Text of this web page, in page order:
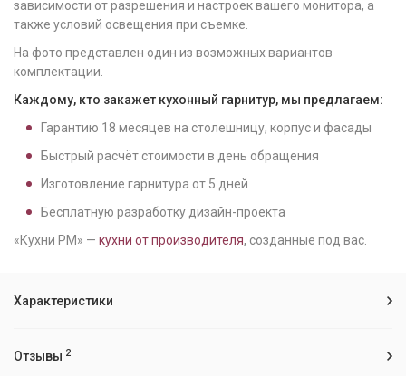
зависимости от разрешения и настроек вашего монитора, а
также условий освещения при съемке.
На фото представлен один из возможных вариантов
комплектации.
Каждому, кто закажет кухонный гарнитур, мы предлагаем:
Гарантию 18 месяцев на столешницу, корпус и фасады
Быстрый расчёт стоимости в день обращения
Изготовление гарнитура от 5 дней
Бесплатную разработку дизайн-проекта
«Кухни РМ» — кухни от производителя, созданные под вас.
Характеристики
Отзывы 2